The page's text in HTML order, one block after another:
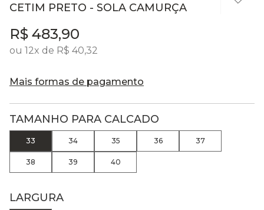
CETIM PRETO - SOLA CAMURÇA
R$ 483,90
ou 12x de R$ 40,32
Mais formas de pagamento
TAMANHO PARA CALCADO
33 34 35 36 37
38 39 40
LARGURA